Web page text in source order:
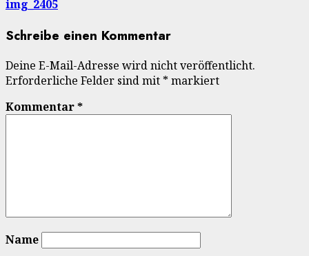
img_2405
Schreibe einen Kommentar
Deine E-Mail-Adresse wird nicht veröffentlicht.
Erforderliche Felder sind mit * markiert
Kommentar*
Name